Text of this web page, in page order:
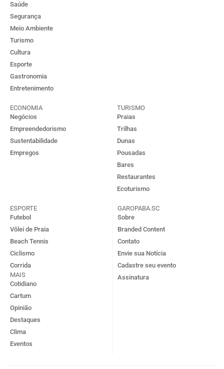
Saúde
Segurança
Meio Ambiente
Turismo
Cultura
Esporte
Gastronomia
Entretenimento
ECONOMIA
Negócios
Empreendedorismo
Sustentabilidade
Empregos
TURISMO
Praias
Trilhas
Dunas
Pousadas
Bares
Restaurantes
Ecoturismo
ESPORTE
Futebol
Vôlei de Praia
Beach Tennis
Ciclismo
Corrida
MAIS
Cotidiano
Cartum
Opinião
Destaques
Clima
Eventos
GAROPABA.SC
Sobre
Branded Content
Contato
Envie sua Notícia
Cadastre seu evento
Assinatura